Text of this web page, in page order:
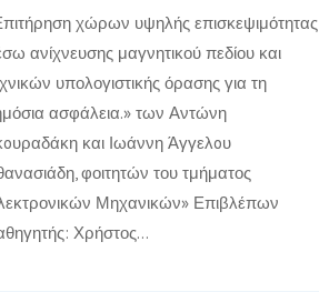
χώρων υψηλής επισκεψιμότητας
ανίχνευσης μαγνητικού πεδίου και
υπολογιστικής όρασης για τη
ασφάλεια.» των Αντώνη
και Ιωάννη Άγγελoυ
φοιτητών του τμήματος
Μηχανικών» Επιβλέπων
Χρήστος…